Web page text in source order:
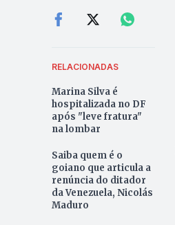
RELACIONADAS
Marina Silva é
hospitalizada no DF
após "leve fratura"
na lombar
Saiba quem é o
goiano que articula a
renúncia do ditador
da Venezuela, Nicolás
Maduro